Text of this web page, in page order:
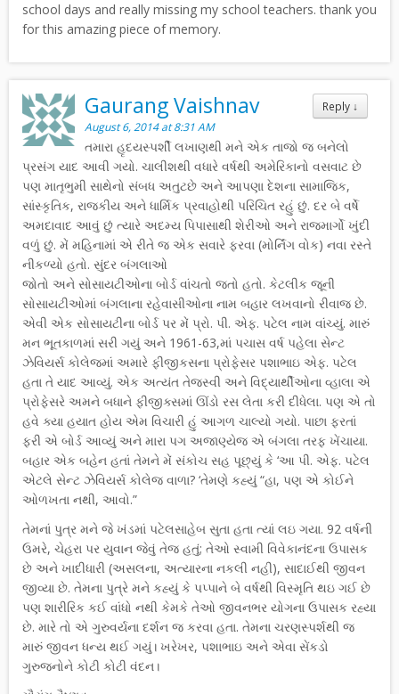
school days and really missing my school teachers. thank you
for this amazing piece of memory.
Reply ↓
Gaurang Vaishnav
August 6, 2014 at 8:31 AM
તમારા હૃદયસ્પર્શી લખાણથી મને એક તાજો જ બનેલો
પ્રસંગ યાદ આવી ગયો. ચાલીશથી વધારે વર્ષથી અમેરિકાનો વસવાટ છે
પણ માતૃભુમી સાથેનો સંબધ અતુટછે અને આપણા દેશના સામાજિક,
સાંસ્કૃતિક, રાજકીય અને ધાર્મિક પ્રવાહોથી પરિચિત રહું છું. દર બે વર્ષે
અમદાવાદ આવું છું ત્યારે અદમ્ય પિપાસાથી શેરીઓ અને રાજમાર્ગો ખુંદી
વળું છું. મેં મહિનામાં એ રીતે જ એક સવારે ફરવા (મોર્નિંગ વોક) નવા રસ્તે
નીકળ્યો હતો. સુંદર બંગલાઓ
જોતો અને સોસાયટીઓના બોર્ડ વાંચતો જતો હતો. કેટલીક જૂની
સોસાયટીઓમાં બંગલાના રહેવાસીઓના નામ બહાર લખવાનો રીવાજ છે.
એવી એક સોસાયટીના બોર્ડ પર મેં પ્રો. પી. એફ. પટેલ નામ વાંચ્યું. મારું
મન ભૂતકાળમાં સરી ગયું અને 1961-63,માં પચાસ વર્ષ પહેલા સેન્ટ
ઝેવિયર્સ કોલેજમાં અમારે ફીજીકસના પ્રોફેસર પશાભાઇ એફ. પટેલ
હતા તે યાદ આવ્યું. એક અત્યંત તેજસ્વી અને વિદ્યાર્થીઓના વ્હાલા એ
પ્રોફેસરે અમને બધાને ફીજીક્સમાં ઊંડો રસ લેતા કરી દીધેલા. પણ એ તો
હવે ક્યા હયાત હોય એમ વિચારી હું આગળ ચાલ્યો ગયો. પાછા ફરતાં
ફરી એ બોર્ડ આવ્યું અને મારા પગ અજાણ્યેજ એ બંગલા તરફ ખેંચાયા.
બહાર એક બહેન હતાં તેમને મેં સંકોચ સહ પૂછ્યું કે ‘આ પી. એફ. પટેલ
એટલે સેન્ટ ઝેવિયર્સ કોલેજ ​વાળા? ‘તેમણે કહ્યું “હા, પણ એ કોઈને
ઓળખતા નથી, આવો.”
તેમનાં પુત્ર મને જે ખંડમાં પટેલસાહેબ સુતા હતા ત્યાં લઇ ગયા. 92 વર્ષની
ઉમરે, ચેહરા પર યુવાન જેવું તેજ હતું; તેઓ સ્વામી વિવેકાનંદના ઉપાસક
છે અને ખાદીધારી (અસલના, અત્યારના નકલી નહી), સાદાઈથી જીવન
જીવ્યા છે. તેમના પુત્રે મને કહ્યું કે પપ્પાને બે વર્ષથી વિસ્મૃતિ થઇ ગઈ છે
પણ શારીરિક કઈ વાંધો નથી કેમકે તેઓ જીવનભર યોગના ઉપાસક રહ્યા
છે. મારે તો એ ગુરુવર્યના દર્શન જ કરવા હતા. તેમના ચરણસ્પર્શથી જ
મારું જીવન ધન્ય થઈ ગયું। ખરેખર, પશાભાઇ અને એવા સેંકડો
ગુરુજનોને કોટી કોટી વંદન।